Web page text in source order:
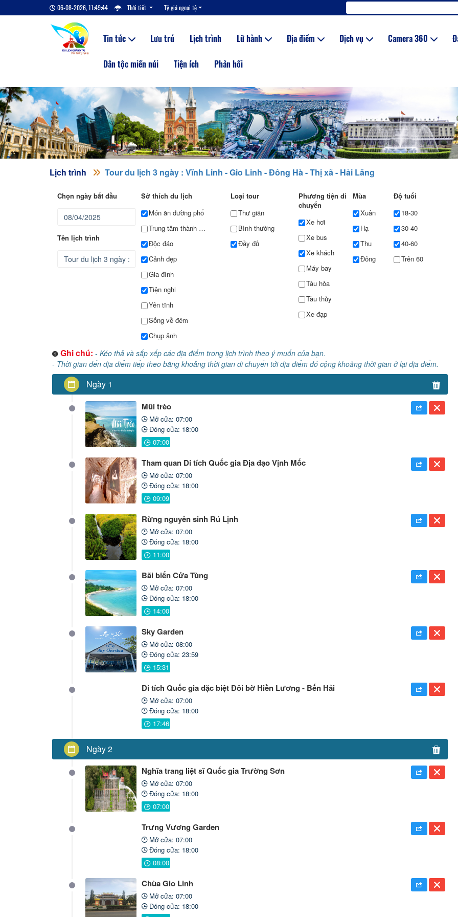
06-08-2026, 11:49:45 Thời tiết Tỷ giá ngoại tệ
Tin tức Lưu trú Lịch trình Lữ hành Địa điểm Dịch vụ Camera 360
Dân tộc miền núi Tiện ích Phản hồi
Lịch trình Tour du lịch 3 ngày : Vĩnh Linh - Gio Linh - Đông Hà - Thị xã - Hải Lăng
Chọn ngày bắt đầu
Tên lịch trình
Sở thích du lịch
Món ăn đường phố
Trung tâm thành phố
Độc đáo
Cảnh đẹp
Gia đình
Tiện nghi
Yên tĩnh
Sống về đêm
Chụp ảnh
Loại tour
Thư giãn
Bình thường
Đầy đủ
Phương tiện di
chuyển
Xe hơi
Xe bus
Xe khách
Máy bay
Tàu hỏa
Tàu thủy
Xe đạp
Mùa
Xuân
Hạ
Thu
Đông
Độ tuổi
18-30
30-40
40-60
Trên 60
Ghi chú: - Kéo thả và sắp xếp các địa điểm trong lịch trình theo ý muốn của bạn.
- Thời gian đến địa điểm tiếp theo bằng khoảng thời gian di chuyển tới địa điểm đó cộng khoảng thời gian ở lại địa điểm.
Ngày 1
Mũi trèo
Mở cửa: 07:00
Đóng cửa: 18:00
Tham quan Di tích Quốc gia Địa đạo Vịnh Mốc
Mở cửa: 07:00
Đóng cửa: 18:00
Rừng nguyên sinh Rú Lịnh
Mở cửa: 07:00
Đóng cửa: 18:00
Bãi biển Cửa Tùng
Mở cửa: 07:00
Đóng cửa: 18:00
Sky Garden
Mở cửa: 08:00
Đóng cửa: 23:59
Di tích Quốc gia đặc biệt Đôi bờ Hiền Lương - Bến Hải
Mở cửa: 07:00
Đóng cửa: 18:00
Ngày 2
Nghĩa trang liệt sĩ Quốc gia Trường Sơn
Mở cửa: 07:00
Đóng cửa: 18:00
Trưng Vương Garden
Mở cửa: 07:00
Đóng cửa: 18:00
Chùa Gio Linh
Mở cửa: 07:00
Đóng cửa: 18:00